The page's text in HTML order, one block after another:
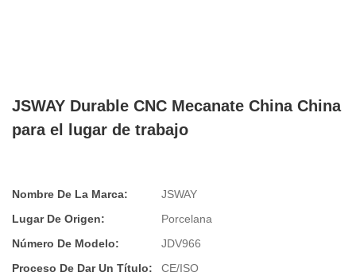
JSWAY Durable CNC Mecanate China China
para el lugar de trabajo
Nombre De La Marca:
JSWAY
Lugar De Origen:
Porcelana
Número De Modelo:
JDV966
Proceso De Dar Un Título:
CE/ISO